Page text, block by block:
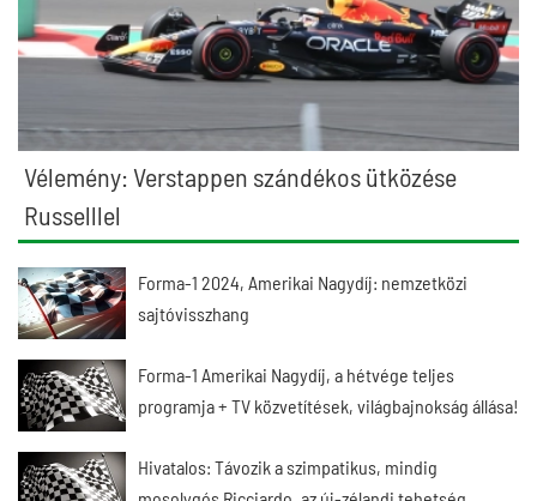
Vélemény: Verstappen szándékos ütközése
Russelllel
Forma-1 2024, Amerikai Nagydíj: nemzetközi
sajtóvisszhang
Forma-1 Amerikai Nagydíj, a hétvége teljes
programja + TV közvetítések, világbajnokság állása!
Hivatalos: Távozik a szimpatikus, mindig